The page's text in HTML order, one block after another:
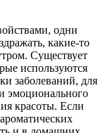
одни
какие-то
Существует
используются
заболеваний, для
эмоционального
красоты. Если